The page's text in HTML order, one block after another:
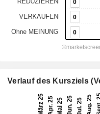
Verlauf des Kursziels